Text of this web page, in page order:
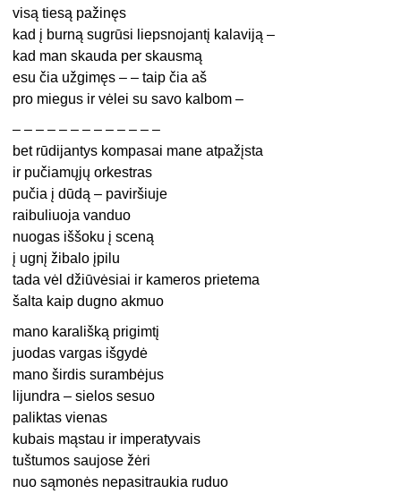
visą tiesą pažinęs
kad į burną sugrūsi liepsnojantį kalaviją –
kad man skauda per skausmą
esu čia užgimęs – – taip čia aš
pro miegus ir vėlei su savo kalbom –
– – – – – – – – – – – – –
bet rūdijantys kompasai mane atpažįsta
ir pučiamųjų orkestras
pučia į dūdą – paviršiuje
raibuliuoja vanduo
nuogas iššoku į sceną
į ugnį žibalo įpilu
tada vėl džiūvėsiai ir kameros prietema
šalta kaip dugno akmuo
mano karališką prigimtį
juodas vargas išgydė
mano širdis surambėjus
lijundra – sielos sesuo
paliktas vienas
kubais mąstau ir imperatyvais
tuštumos saujose žėri
nuo sąmonės nepasitraukia ruduo